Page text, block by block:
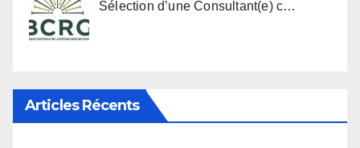
Sélection d’une Consultant(e) c…
Articles Récents